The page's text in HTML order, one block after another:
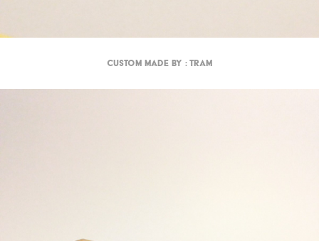
Custom made by : Tram